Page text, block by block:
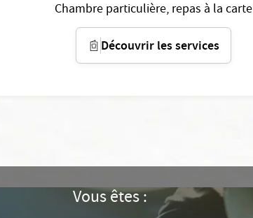
Chambre particulière, repas à la carte
Découvrir les services
Vous êtes :